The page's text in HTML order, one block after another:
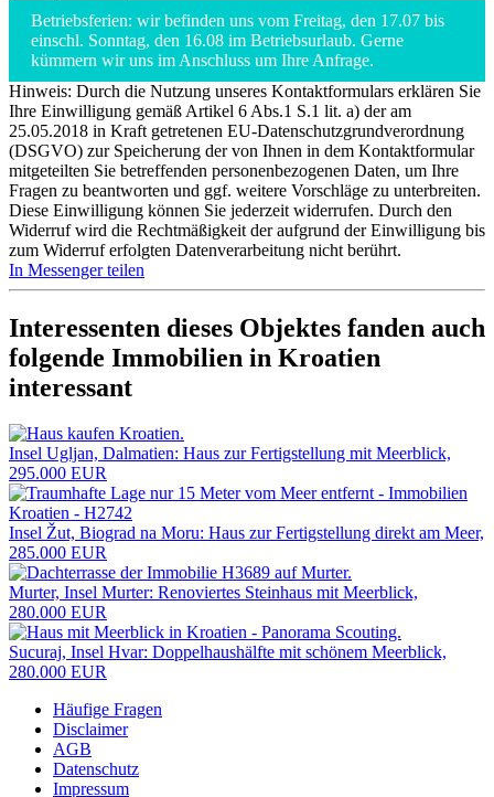
Betriebsferien: wir befinden uns vom Freitag, den 17.07 bis
einschl. Sonntag, den 16.08 im Betriebsurlaub. Gerne
kümmern wir uns im Anschluss um Ihre Anfrage.
Hinweis: Durch die Nutzung unseres Kontaktformulars erklären Sie
Ihre Einwilligung gemäß Artikel 6 Abs.1 S.1 lit. a) der am
25.05.2018 in Kraft getretenen EU-Datenschutzgrundverordnung
(DSGVO) zur Speicherung der von Ihnen in dem Kontaktformular
mitgeteilten Sie betreffenden personenbezogenen Daten, um Ihre
Fragen zu beantworten und ggf. weitere Vorschläge zu unterbreiten.
Diese Einwilligung können Sie jederzeit widerrufen. Durch den
Widerruf wird die Rechtmäßigkeit der aufgrund der Einwilligung bis
zum Widerruf erfolgten Datenverarbeitung nicht berührt.
In Messenger teilen
Interessenten dieses Objektes fanden auch
folgende Immobilien in Kroatien
interessant
Insel Ugljan, Dalmatien: Haus zur Fertigstellung mit Meerblick,
295.000 EUR
Insel Žut, Biograd na Moru: Haus zur Fertigstellung direkt am Meer,
285.000 EUR
Murter, Insel Murter: Renoviertes Steinhaus mit Meerblick,
280.000 EUR
Sucuraj, Insel Hvar: Doppelhaushälfte mit schönem Meerblick,
280.000 EUR
Häufige Fragen
Disclaimer
AGB
Datenschutz
Impressum